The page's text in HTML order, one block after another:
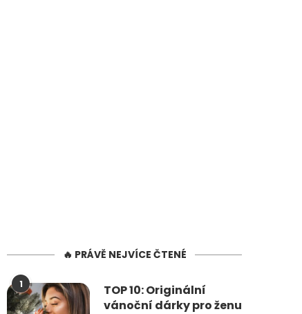
🔥 PRÁVĚ NEJVÍCE ČTENÉ
1
TOP 10: Originální
vánoční dárky pro ženu